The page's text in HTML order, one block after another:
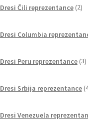
Dresi Čili reprezentance 2
Dresi Columbia
Dresi Peru reprezentance 3
Dresi Srbija reprezentance
Dresi Venezuela